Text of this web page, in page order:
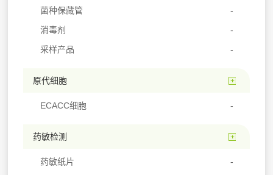
菌种保藏管
消毒剂
采样产品
原代细胞
ECACC细胞
药敏检测
药敏纸片